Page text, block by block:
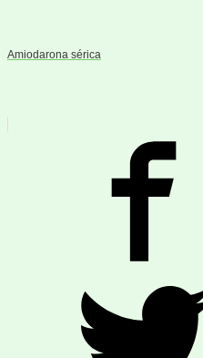
Amiodarona sérica